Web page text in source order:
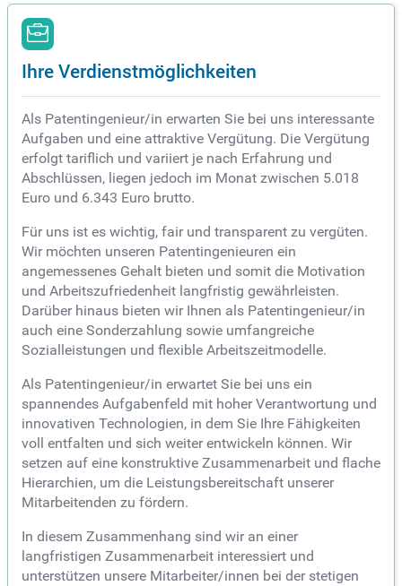
Ihre Verdienstmöglichkeiten
Als Patentingenieur/in erwarten Sie bei uns interessante
Aufgaben und eine attraktive Vergütung. Die Vergütung
erfolgt tariflich und variiert je nach Erfahrung und
Abschlüssen, liegen jedoch im Monat zwischen 5.018
Euro und 6.343 Euro brutto.
Für uns ist es wichtig, fair und transparent zu vergüten.
Wir möchten unseren Patentingenieuren ein
angemessenes Gehalt bieten und somit die Motivation
und Arbeitszufriedenheit langfristig gewährleisten.
Darüber hinaus bieten wir Ihnen als Patentingenieur/in
auch eine Sonderzahlung sowie umfangreiche
Sozialleistungen und flexible Arbeitszeitmodelle.
Als Patentingenieur/in erwartet Sie bei uns ein
spannendes Aufgabenfeld mit hoher Verantwortung und
innovativen Technologien, in dem Sie Ihre Fähigkeiten
voll entfalten und sich weiter entwickeln können. Wir
setzen auf eine konstruktive Zusammenarbeit und flache
Hierarchien, um die Leistungsbereitschaft unserer
Mitarbeitenden zu fördern.
In diesem Zusammenhang sind wir an einer
langfristigen Zusammenarbeit interessiert und
unterstützen unsere Mitarbeiter/innen bei der stetigen